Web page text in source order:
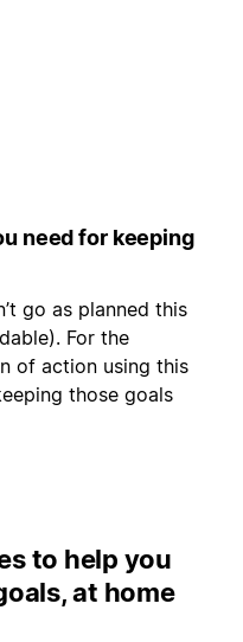
need for keeping
go as planned this
For the
of action using this
those goals
to help you
at home